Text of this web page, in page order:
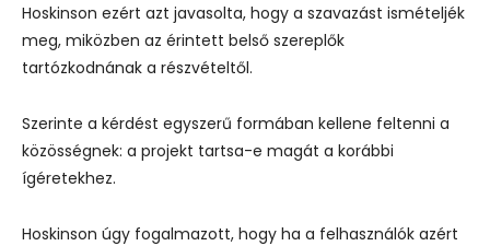
Hoskinson ezért azt javasolta, hogy a szavazást ismételjék
meg, miközben az érintett belső szereplők
tartózkodnának a részvételtől.
Szerinte a kérdést egyszerű formában kellene feltenni a
közösségnek: a projekt tartsa-e magát a korábbi
ígéretekhez.
Hoskinson úgy fogalmazott, hogy ha a felhasználók azért